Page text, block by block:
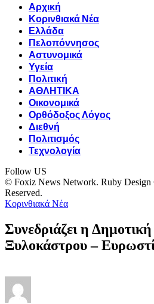
Αρχική
Κορινθιακά Νέα
Ελλάδα
Πελοπόννησος
Αστυνομικά
Υγεία
Πολιτική
ΑΘΛΗΤΙΚΑ
Οικονομικά
Ορθόδοξος Λόγος
Διεθνή
Πολιτισμός
Τεχνολογία
Follow US
© Foxiz News Network. Ruby Design
Reserved.
Κορινθιακά Νέα
Συνεδριάζει η
Ξυλοκάστρου –